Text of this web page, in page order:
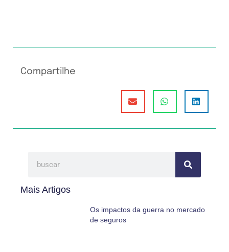
Compartilhe
Mais Artigos
Os impactos da guerra no mercado
de seguros